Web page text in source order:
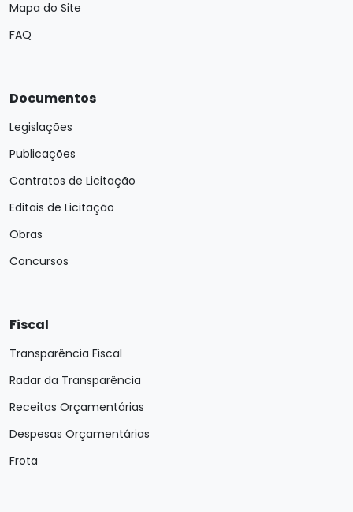
Mapa do Site
FAQ
Documentos
Legislações
Publicações
Contratos de Licitação
Editais de Licitação
Obras
Concursos
Fiscal
Transparência Fiscal
Radar da Transparência
Receitas Orçamentárias
Despesas Orçamentárias
Frota